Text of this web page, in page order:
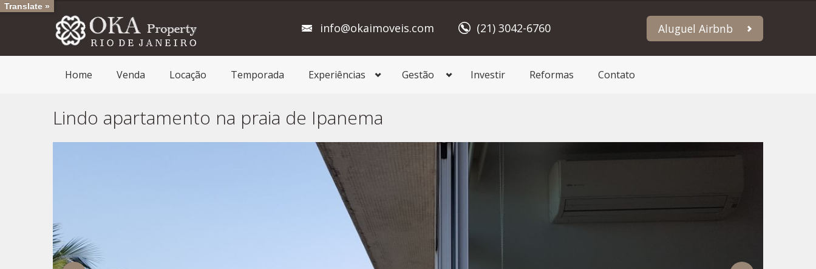
info@okaimoveis.com (21) 3042-6760 Aluguel Airbnb
Home Venda Locação Temporada Experiências Gestão Investir Reformas Contato
Lindo apartamento na praia de Ipanema
Translate »